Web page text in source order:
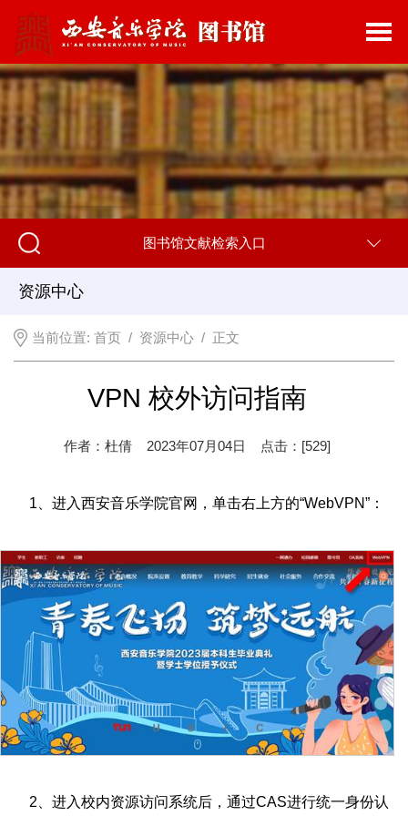
图书馆文献检索入口
资源中心
当前位置: 首页 / 资源中心 / 正文
VPN 校外访问指南
作者：杜倩 2023年07月04日 点击：[529]
1、进入西安音乐学院官网，单击右上方的“WebVPN”：
2、进入校内资源访问系统后，通过CAS进行统一身份认